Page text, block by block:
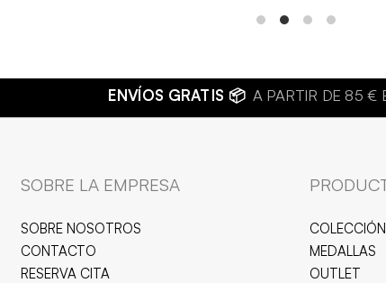
BISUTERÍA DE CALIDAD 💍JOYAS
SOBRE LA EMPRESA
SOBRE NOSOTROS
CONTACTO
RESERVA CITA
MEDALLAS
OUTLET